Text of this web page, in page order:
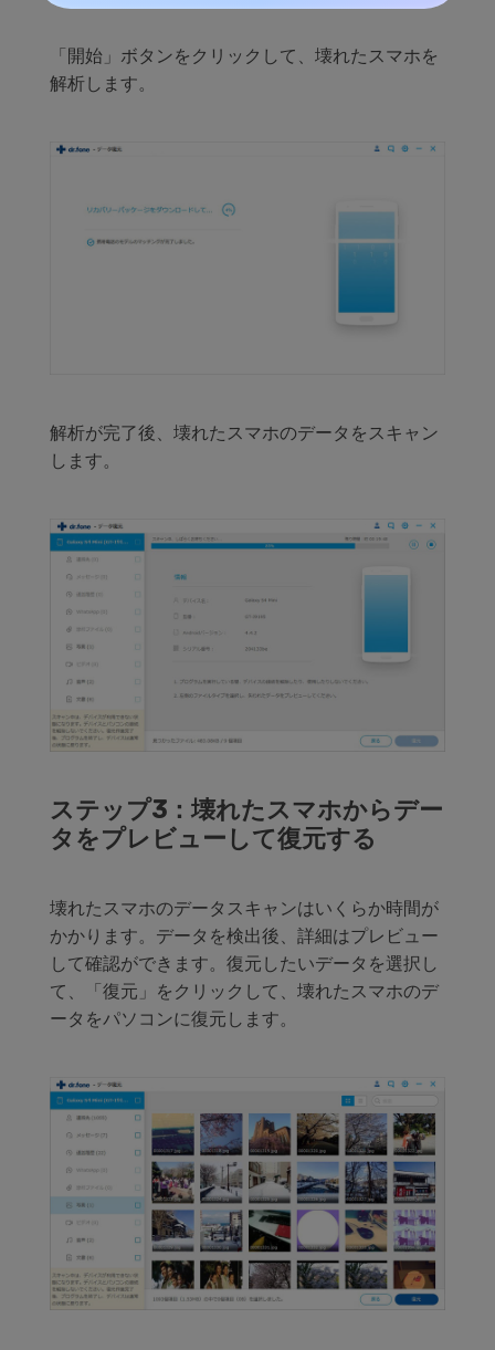
「開始」ボタンをクリックして、壊れたスマホを
解析します。
解析が完了後、壊れたスマホのデータをスキャン
します。
ステップ3：壊れたスマホからデー
タをプレビューして復元する
壊れたスマホのデータスキャンはいくらか時間が
かかります。データを検出後、詳細はプレビュー
して確認ができます。復元したいデータを選択し
て、「復元」をクリックして、壊れたスマホのデ
ータをパソコンに復元します。